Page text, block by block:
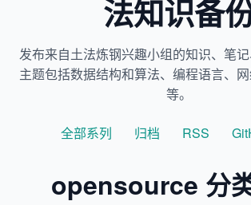
法知识备
发布来自土法炼钢兴趣小组的知识、笔记
主题包括数据结构和算法、编程语言、
等。
全部系列 归档 RSS
opensource 分